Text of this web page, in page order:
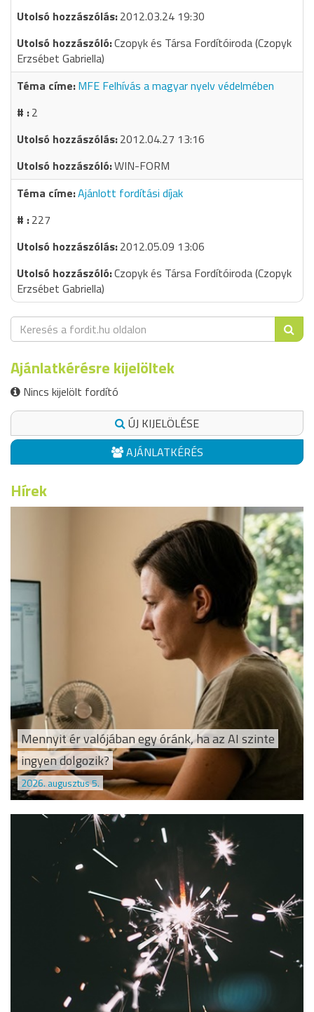
2012.03.24 19:30
Czopyk és Társa Fordítóiroda (Czopyk
Erzsébet Gabriella)
MFE Felhívás a magyar nyelv védelmében
2
2012.04.27 13:16
WIN-FORM
Ajánlott fordítási díjak
227
2012.05.09 13:06
Czopyk és Társa Fordítóiroda (Czopyk
Erzsébet Gabriella)
Ajánlatkérésre kijelöltek
Nincs kijelölt fordító
ÚJ KIJELÖLÉSE
AJÁNLATKÉRÉS
Hírek
Mennyit ér valójában egy óránk, ha az AI szinte
ingyen dolgozik?
2026. augusztus 5.